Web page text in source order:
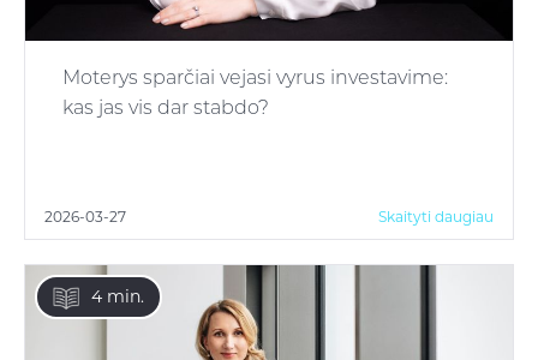
Moterys sparčiai vejasi vyrus investavime:
kas jas vis dar stabdo?
2026-03-27 Skaityti daugiau
4 min.